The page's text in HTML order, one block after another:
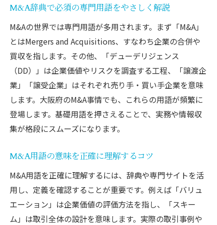
M&A辞典で必須の専門用語をやさしく解説
M&Aの世界では専門用語が多用されます。まず「M&A」
とはMergers and Acquisitions、すなわち企業の合併や
買収を指します。その他、「デューデリジェンス
（DD）」は企業価値やリスクを調査する工程、「譲渡企
業」「譲受企業」はそれぞれ売り手・買い手企業を意味
します。大阪府のM&A事情でも、これらの用語が頻繁に
登場します。基礎用語を押さえることで、実務や情報収
集が格段にスムーズになります。
M&A用語の意味を正確に理解するコツ
M&A用語を正確に理解するには、辞典や専門サイトを活
用し、定義を確認することが重要です。例えば「バリュ
エーション」は企業価値の評価方法を指し、「スキー
ム」は取引全体の設計を意味します。実際の取引事例や